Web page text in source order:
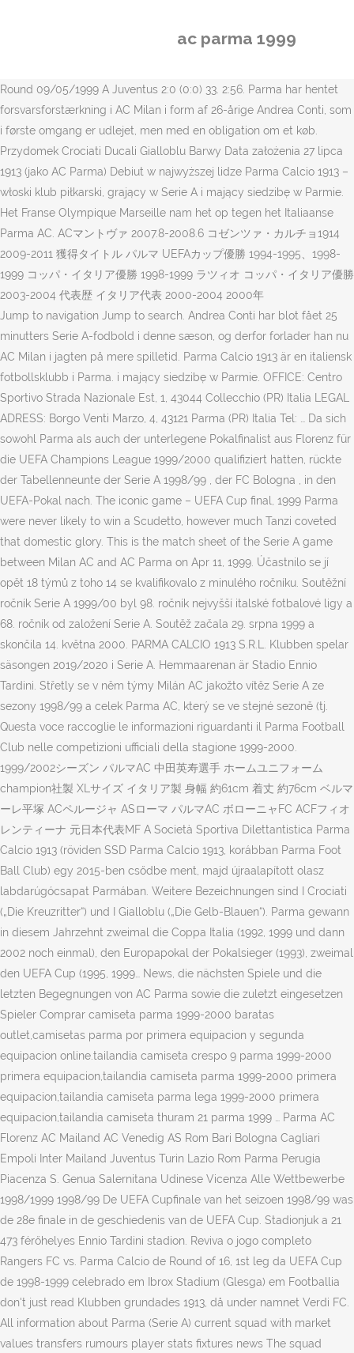
ac parma 1999
Round 09/05/1999 A Juventus 2:0 (0:0) 33. 2:56. Parma har hentet
forsvarsforstærkning i AC Milan i form af 26-årige Andrea Conti, som
i første omgang er udlejet, men med en obligation om et køb.
Przydomek Crociati Ducali Gialloblu Barwy Data założenia 27 lipca
1913 (jako AC Parma) Debiut w najwyższej lidze Parma Calcio 1913 –
włoski klub piłkarski, grający w Serie A i mający siedzibę w Parmie.
Het Franse Olympique Marseille nam het op tegen het Italiaanse
Parma AC. ACマントヴァ 2007.8-2008.6 コゼンツァ・カルチョ1914
2009-2011 獲得タイトル パルマ UEFAカップ優勝 1994-1995、1998-
1999 コッパ・イタリア優勝 1998-1999 ラツィオ コッパ・イタリア優勝
2003-2004 代表歴 イタリア代表 2000-2004 2000年
Jump to navigation Jump to search. Andrea Conti har blot fået 25
minutters Serie A-fodbold i denne sæson, og derfor forlader han nu
AC Milan i jagten på mere spilletid. Parma Calcio 1913 är en italiensk
fotbollsklubb i Parma. i mający siedzibę w Parmie. OFFICE: Centro
Sportivo Strada Nazionale Est, 1, 43044 Collecchio (PR) Italia LEGAL
ADRESS: Borgo Venti Marzo, 4, 43121 Parma (PR) Italia Tel: … Da sich
sowohl Parma als auch der unterlegene Pokalfinalist aus Florenz für
die UEFA Champions League 1999/2000 qualifiziert hatten, rückte
der Tabellenneunte der Serie A 1998/99 , der FC Bologna , in den
UEFA-Pokal nach. The iconic game – UEFA Cup final, 1999 Parma
were never likely to win a Scudetto, however much Tanzi coveted
that domestic glory. This is the match sheet of the Serie A game
between Milan AC and AC Parma on Apr 11, 1999. Účastnilo se jí
opět 18 týmů z toho 14 se kvalifikovalo z minulého ročníku. Soutěžní
ročník Serie A 1999/00 byl 98. ročník nejvyšší italské fotbalové ligy a
68. ročník od založení Serie A. Soutěž začala 29. srpna 1999 a
skončila 14. května 2000. PARMA CALCIO 1913 S.R.L. Klubben spelar
säsongen 2019/2020 i Serie A. Hemmaarenan är Stadio Ennio
Tardini. Střetly se v něm týmy Milán AC jakožto vítěz Serie A ze
sezony 1998/99 a celek Parma AC, který se ve stejné sezoně (tj.
Questa voce raccoglie le informazioni riguardanti il Parma Football
Club nelle competizioni ufficiali della stagione 1999-2000.
1999/2002シーズン パルマAC 中田英寿選手 ホームユニフォーム
champion社製 XLサイズ イタリア製 身幅 約61cm 着丈 約76cm ベルマ
ーレ平塚 ACペルージャ ASローマ パルマAC ボローニャFC ACFフィオ
レンティーナ 元日本代表MF A Società Sportiva Dilettantistica Parma
Calcio 1913 (röviden SSD Parma Calcio 1913, korábban Parma Foot
Ball Club) egy 2015-ben csődbe ment, majd újraalapított olasz
labdarúgócsapat Parmában. Weitere Bezeichnungen sind I Crociati
(„Die Kreuzritter“) und I Gialloblu („Die Gelb-Blauen“). Parma gewann
in diesem Jahrzehnt zweimal die Coppa Italia (1992, 1999 und dann
2002 noch einmal), den Europapokal der Pokalsieger (1993), zweimal
den UEFA Cup (1995, 1999… News, die nächsten Spiele und die
letzten Begegnungen von AC Parma sowie die zuletzt eingesetzen
Spieler Comprar camiseta parma 1999-2000 baratas
outlet,camisetas parma por primera equipacion y segunda
equipacion online.tailandia camiseta crespo 9 parma 1999-2000
primera equipacion,tailandia camiseta parma 1999-2000 primera
equipacion,tailandia camiseta parma lega 1999-2000 primera
equipacion,tailandia camiseta thuram 21 parma 1999 … Parma AC
Florenz AC Mailand AC Venedig AS Rom Bari Bologna Cagliari
Empoli Inter Mailand Juventus Turin Lazio Rom Parma Perugia
Piacenza S. Genua Salernitana Udinese Vicenza Alle Wettbewerbe
1998/1999 1998/99 De UEFA Cupfinale van het seizoen 1998/99 was
de 28e finale in de geschiedenis van de UEFA Cup. Stadionjuk a 21
473 férőhelyes Ennio Tardini stadion. Reviva o jogo completo
Rangers FC vs. Parma Calcio de Round of 16, 1st leg da UEFA Cup
de 1998-1999 celebrado em Ibrox Stadium (Glesga) em Footballia
don't just read Klubben grundades 1913, då under namnet Verdi FC.
All information about Parma (Serie A) current squad with market
values transfers rumours player stats fixtures news The squad